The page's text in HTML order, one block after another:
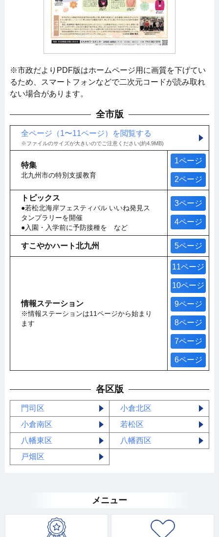
※市政だよりPDF版はホームページ用に画質を下げてい
るため、スマートフォンなどで二次元コードが読み取れ
ない場合があります。
全市版
全ページ（1〜11ページ）を閲覧する
※ファイルのサイズが大きいのでご注意ください(約4.9MB)
特集
北九州市の特別支援教育
1ページ
2ページ
トピックス
●若松北海岸フェスティバル いいね発見ス
タンプラリーを開催
●入園・入学前に予防接種を など
3ページ
4ページ
すこやかハート北九州 5ページ
情報ステーション
※情報ステーションは11ページから始まり
ます
11ページ
10ページ
9ページ
8ページ
7ページ
6ページ
各区版
門司区
小倉北区
小倉南区
若松区
八幡東区
八幡西区
戸畑区
メニュー